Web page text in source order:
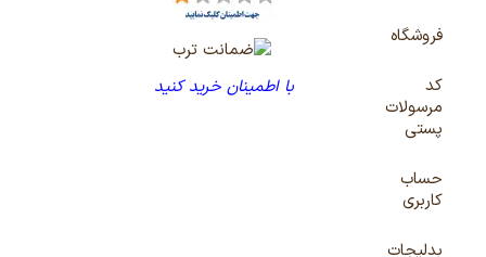
فروشگاه
کد
مرسولات
پستی
حساب
کاربری
بدلیجات
با اطمینان خرید کنید